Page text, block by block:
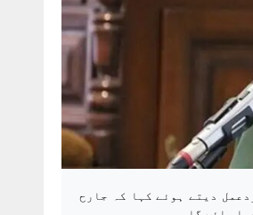
دیتے ہوئے کہا کہ جارح